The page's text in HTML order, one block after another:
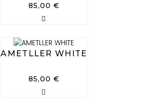
85,00 €
AMETLLER WHITE
85,00 €